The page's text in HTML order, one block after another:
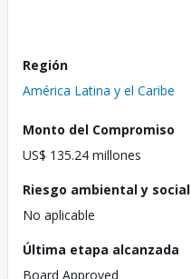
Región
América Latina y el Caribe
Monto del Compromiso
US$ 135.24 millones
Riesgo ambiental y social
No aplicable
Última etapa alcanzada
Board Approved